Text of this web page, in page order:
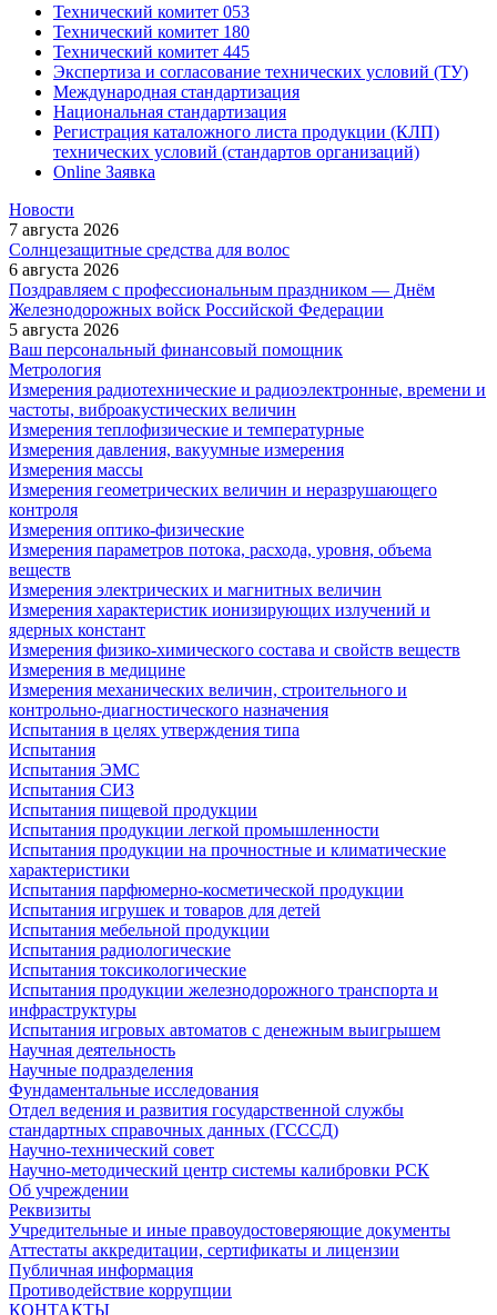
Технический комитет 053
Технический комитет 180
Технический комитет 445
Экспертиза и согласование технических условий (ТУ)
Международная стандартизация
Национальная стандартизация
Регистрация каталожного листа продукции (КЛП)
технических условий (стандартов организаций)
Online Заявка
Новости
7 августа 2026
Солнцезащитные средства для волос
6 августа 2026
Поздравляем с профессиональным праздником — Днём
Железнодорожных войск Российской Федерации
5 августа 2026
Ваш персональный финансовый помощник
Метрология
Измерения радиотехнические и радиоэлектронные, времени и
частоты, виброакустических величин
Измерения теплофизические и температурные
Измерения давления, вакуумные измерения
Измерения массы
Измерения геометрических величин и неразрушающего
контроля
Измерения оптико-физические
Измерения параметров потока, расхода, уровня, объема
веществ
Измерения электрических и магнитных величин
Измерения характеристик ионизирующих излучений и
ядерных констант
Измерения физико-химического состава и свойств веществ
Измерения в медицине
Измерения механических величин, строительного и
контрольно-диагностического назначения
Испытания в целях утверждения типа
Испытания
Испытания ЭМС
Испытания СИЗ
Испытания пищевой продукции
Испытания продукции легкой промышленности
Испытания продукции на прочностные и климатические
характеристики
Испытания парфюмерно-косметической продукции
Испытания игрушек и товаров для детей
Испытания мебельной продукции
Испытания радиологические
Испытания токсикологические
Испытания продукции железнодорожного транспорта и
инфраструктуры
Испытания игровых автоматов с денежным выигрышем
Научная деятельность
Научные подразделения
Фундаментальные исследования
Отдел ведения и развития государственной службы
стандартных справочных данных (ГСССД)
Научно-технический совет
Научно-методический центр системы калибровки РСК
Об учреждении
Реквизиты
Учредительные и иные правоудостоверяющие документы
Аттестаты аккредитации, сертификаты и лицензии
Публичная информация
Противодействие коррупции
КОНТАКТЫ